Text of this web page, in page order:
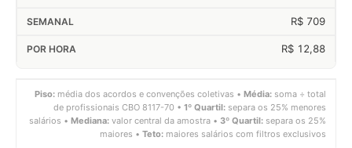
R$ 709
R$ 12,88
Piso: média dos acordos e convenções coletivas • Média: soma ÷ total
de profissionais CBO 8117-70 • 1º Quartil: separa os 25% menores
salários • Mediana: valor central da amostra • 3º Quartil: separa os 25%
maiores • Teto: maiores salários com filtros exclusivos